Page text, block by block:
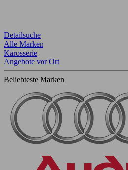
Detailsuche
Alle Marken
Karosserie
Angebote vor Ort
Beliebteste Marken